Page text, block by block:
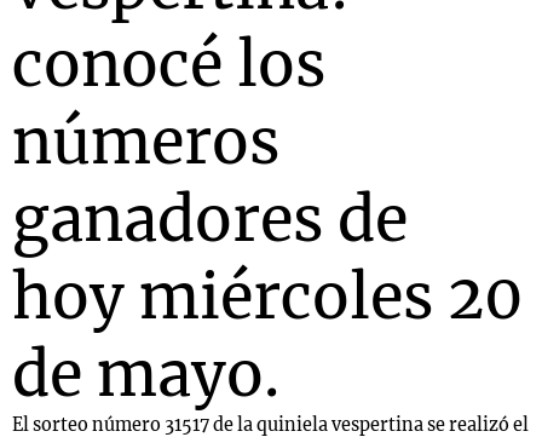
conocé los
números
ganadores de
hoy miércoles 20
de mayo.
El sorteo número 31517 de la quiniela vespertina se realizó el